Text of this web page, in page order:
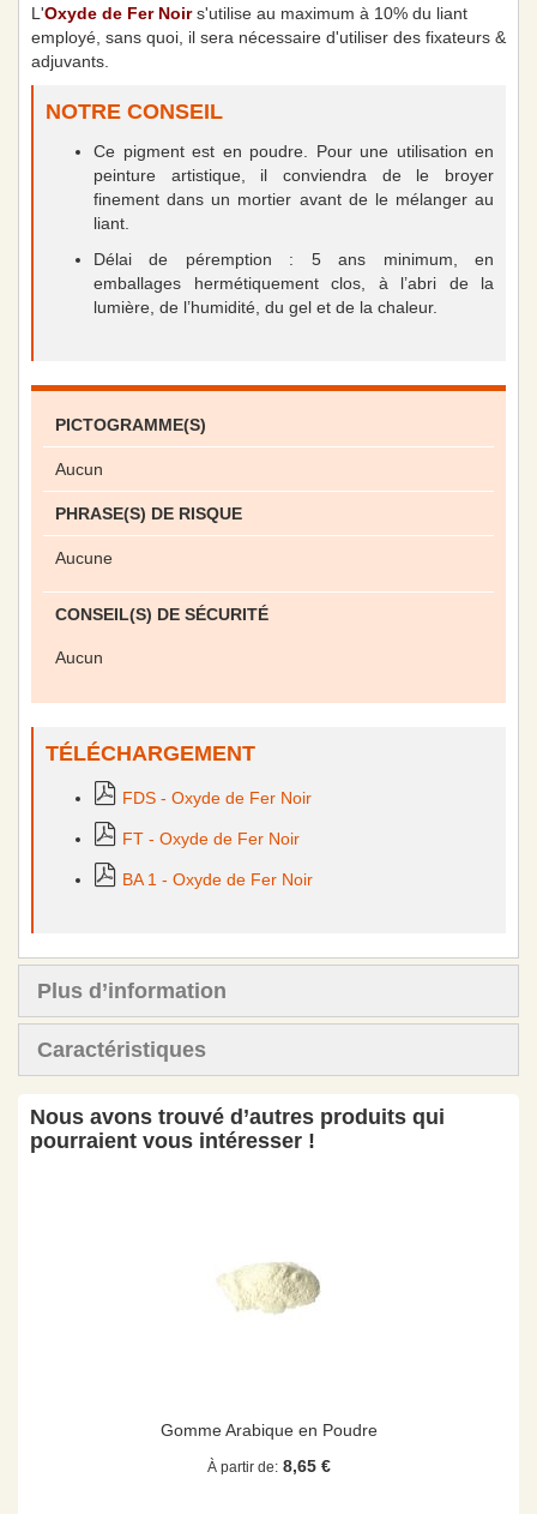
L'Oxyde de Fer Noirs'utilise au maximum à 10% du liant
employé, sans quoi, il sera nécessaire d'utiliser des fixateurs &
adjuvants.
NOTRE CONSEIL
Ce pigment est en poudre. Pour une utilisation en
peinture artistique, il conviendra de le broyer
finement dans un mortier avant de le mélanger au
liant.
Délai de péremption : 5 ans minimum, en
emballages hermétiquement clos, à l’abri de la
lumière, de l’humidité, du gel et de la chaleur.
PICTOGRAMME(S)
Aucun
PHRASE(S) DE RISQUE
Aucune
CONSEIL(S) DE SÉCURITÉ
Aucun
TÉLÉCHARGEMENT
FDS - Oxyde de Fer Noir
FT - Oxyde de Fer Noir
BA 1 - Oxyde de Fer Noir
Plus d’information
Caractéristiques
Nous avons trouvé d’autres produits qui
pourraient vous intéresser !
Gomme Arabique en Poudre
À partir de 8,65 €